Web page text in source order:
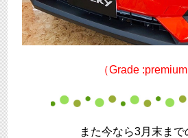
（Grade
また今なら3月末まで